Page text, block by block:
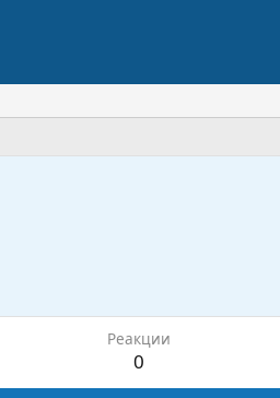
Реакции
0